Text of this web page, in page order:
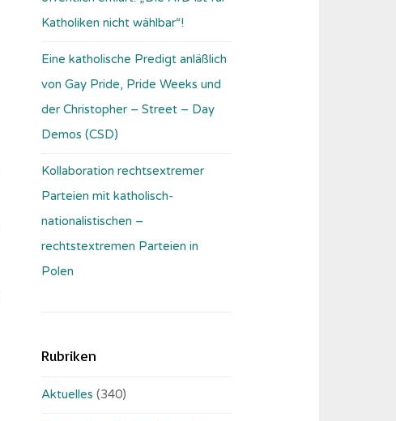
Katholiken nicht wählbar“!
Eine katholische Predigt anläßlich
von Gay Pride, Pride Weeks und
der Christopher – Street – Day
Demos (CSD)
Kollaboration rechtsextremer
Parteien mit katholisch-
nationalistischen –
rechtstextremen Parteien in
Polen
Rubriken
Aktuelles (340)